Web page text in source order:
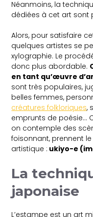
Néanmoins, la
dédiées à cet art sont
Alors, pour satisfaire
quelques artistes se
xylographie. Le
donc plus abordable.
en tant qu’œuvre
sont très populaires,
belles femmes,
créatures folkloriques,
emprunts de poésie…
on contemple des
foisonnant, prennent
artistique : ukiyo-e
La
japonaise
L’estampe est un art